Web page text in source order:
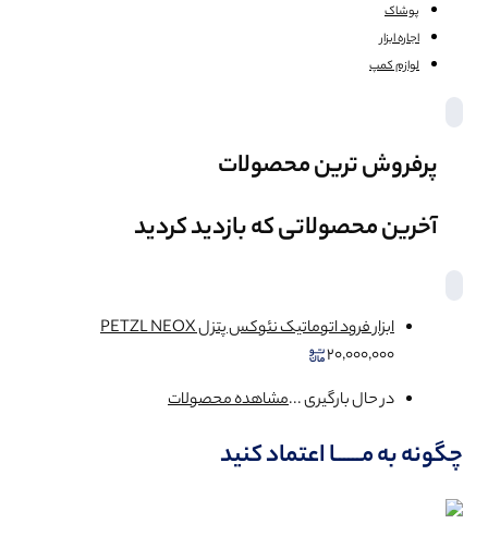
پوشاک
اجاره ابزار
لوازم کمپ
پرفروش ترین محصولات
آخرین محصولاتی که بازدید کردید
ابزار فرود اتوماتیک نئوکس پتزل PETZL NEOX
20,000,000
در حال بارگیری ...مشاهده محصولات
چگونه به مــــــا اعتماد کنید